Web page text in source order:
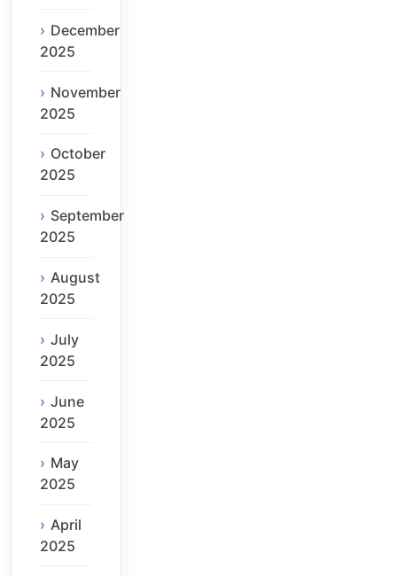
December
2025
November
2025
October
2025
September
2025
August
2025
July
2025
June
2025
May
2025
April
2025